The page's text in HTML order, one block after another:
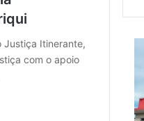
Justiça Itinerante,
com o apoio